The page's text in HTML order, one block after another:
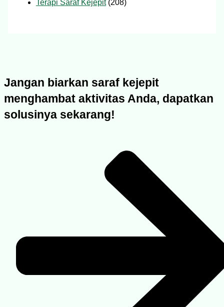
Terapi Saraf Kejepit(208)
Jangan biarkan saraf kejepit
menghambat aktivitas Anda, dapatkan
solusinya sekarang!